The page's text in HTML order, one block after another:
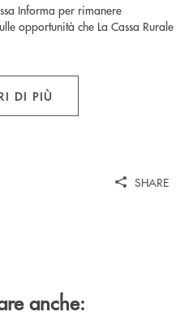
Informa per rimanere
opportunità che La Cassa Rurale
DI PIÙ
SHARE
anche: